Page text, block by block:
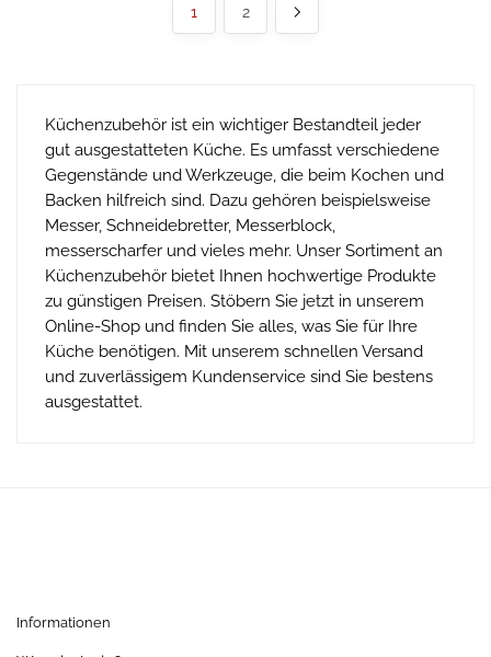
gut ausgestatteten Küche. Es umfasst verschiedene
Gegenstände und Werkzeuge, die beim Kochen und
Küchenzubehör bietet Ihnen hochwertige Produkte
zu günstigen Preisen. Stöbern Sie jetzt in unserem
Online-Shop und finden Sie alles, was Sie für Ihre
Küche benötigen. Mit unserem schnellen Versand
und zuverlässigem Kundenservice sind Sie bestens
Versandbedingungen